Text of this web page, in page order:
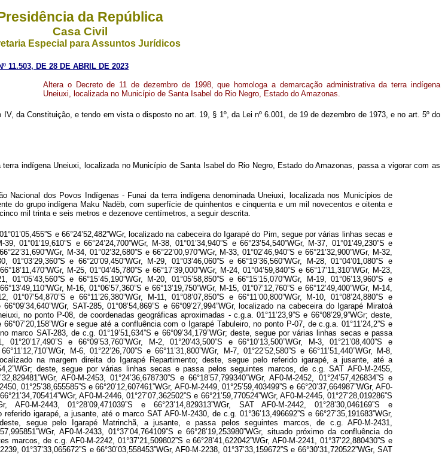
da República
Casa Civil
Especial para Assuntos Jurídicos
11.503, DE 28 DE ABRIL DE 2023
Altera o Decreto de 11 de dezembro de 1998, que homologa a demarcação administrativa da terra indígena
Uneiuxi, localizada no Município de Santa Isabel do Rio Negro, Estado do Amazonas.
IV, da Constituição, e tendo em vista o disposto no art. 19, § 1º, da Lei nº 6.001, de 19 de dezembro de 1973, e no art. 5º do
indígena Uneiuxi, localizada no Município de Santa Isabel do Rio Negro, Estado do Amazonas, passa a vigorar com as
Nacional dos Povos Indígenas - Funai da terra indígena denominada Uneiuxi, localizada nos Municípios de
do grupo indígena Maku Nadëb, com superfície de quinhentos e cinquenta e um mil novecentos e oitenta e
mil trinta e seis metros e dezenove centímetros, a seguir descrita.
e 66°24’52,482”WGr, localizado na cabeceira do Igarapé do Pim, segue por várias linhas secas e
e 66°24’24,700”WGr, M-38, 01°01’34,940”S e 66°23’54,540”WGr, M-37, 01°01’49,230”S e
M-34, 01°02’32,680”S e 66°22’00,970”WGr, M-33, 01°02’46,940”S e 66°21’32,900”WGr, M-32,
01°03’29,360”S e 66°20’09,450”WGr, M-29, 01°03’46,060”S e 66°19’36,560”WGr, M-28, 01°04’01,080”S e
M-25, 01°04’45,780”S e 66°17’39,000”WGr, M-24, 01°04’59,840”S e 66°17’11,310”WGr, M-23,
01°05’43,560”S e 66°15’45,190”WGr, M-20, 01°05’58,850”S e 66°15’15,070”WGr, M-19, 01°06’13,960”S e
M-16, 01°06’57,360”S e 66°13’19,750”WGr, M-15, 01°07’12,760”S e 66°12’49,400”WGr, M-14,
01°07’54,870”S e 66°11’26,380”WGr, M-11, 01°08’07,850”S e 66°11’00,800”WGr, M-10, 01°08’24,880”S e
SAT-285, 01°08’54,869”S e 66°09’27,994”WGr, localizado na cabeceira do Igarapé Miratoá
no ponto P-08, de coordenadas geográficas aproximadas - c.g.a. 01°11’23,9”S e 66°08’29,9”WGr; deste,
e segue até a confluência com o Igarapé Tabuleiro, no ponto P-07, de c.g.a. 01°11’24,2”S e
marco SAT-283, de c.g. 01°19’51,634”S e 66°09’34,179”WGr; deste, segue por várias linhas secas e passa
e 66°09’53,760”WGr, M-2, 01°20’43,500”S e 66°10’13,500”WGr, M-3, 01°21’08,400”S e
M-6, 01°22’26,700”S e 66°11’31,800”WGr, M-7, 01°22’52,580”S e 66°11’51,440”WGr, M-8,
localizado na margem direita do Igarapé Repartimento; deste, segue pelo referido igarapé, a jusante, até a
deste, segue por várias linhas secas e passa pelos seguintes marcos, de c.g. SAT AF0-M-2455,
AF0-M-2453, 01°24’36,678730”S e 66°18’57,799340”WGr, AF0-M-2452, 01°24’57,426834”S e
01°25’38,655585”S e 66°20’12,607461”WGr, AF0-M-2449, 01°25’59,403499”S e 66°20’37,664987”WGr, AF0-
AF0-M-2446, 01°27’07,362502”S e 66°21’59,770524”WGr, AF0-M-2445, 01°27’28,019286”S
AF0-M-2443, 01°28’09,471039”S e 66°23’14,829313”WGr, SAT AF0-M-2442, 01°28’30,046169”S e
igarapé, a jusante, até o marco SAT AF0-M-2430, de c.g. 01°36’13,496692”S e 66°27’35,191683”WGr,
segue pelo Igarapé Matrinchã, a jusante, e passa pelos seguintes marcos, de c.g. AF0-M-2431,
AF0-M-2433, 01°37’04,764109”S e 66°28’19,253980”WGr, situado próximo da confluência do
de c.g. AF0-M-2242, 01°37’21,509802”S e 66°28’41,622042”WGr, AF0-M-2241, 01°37’22,880430”S e
01°37’33,065672”S e 66°30’03,558453”WGr, AF0-M-2238, 01°37’33,159672”S e 66°30’31,720522”WGr, SAT